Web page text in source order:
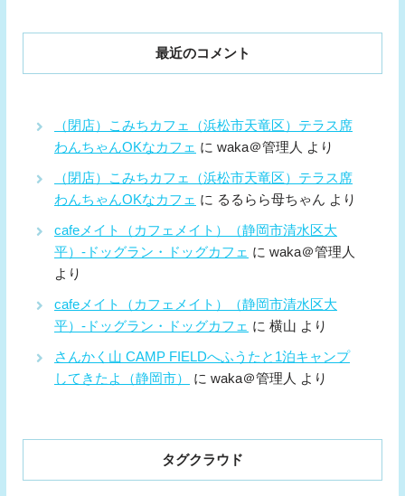
最近のコメント
（閉店）こみちカフェ（浜松市天竜区）テラス席
わんちゃんOKなカフェ に waka＠管理人 より
（閉店）こみちカフェ（浜松市天竜区）テラス席
わんちゃんOKなカフェ に るるらら母ちゃん より
cafeメイト（カフェメイト）（静岡市清水区大
平）-ドッグラン・ドッグカフェ に waka＠管理人
より
cafeメイト（カフェメイト）（静岡市清水区大
平）-ドッグラン・ドッグカフェ に 横山 より
さんかく山 CAMP FIELDへふうたと1泊キャンプ
してきたよ（静岡市）
に waka＠管理人 より
タグクラウド